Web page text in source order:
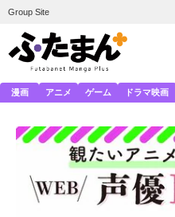
Group Site
漫画 アニメ ゲーム ドラマ映画